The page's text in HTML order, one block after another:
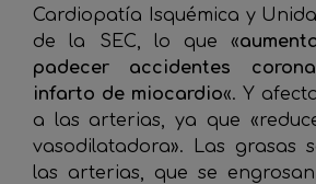
Cardiopatía Isquémica y
de la SEC, lo que «
padecer accidentes
infarto de miocardio«. Y
a las arterias, ya que
vasodilatadora». Las grasas
las arterias, que se